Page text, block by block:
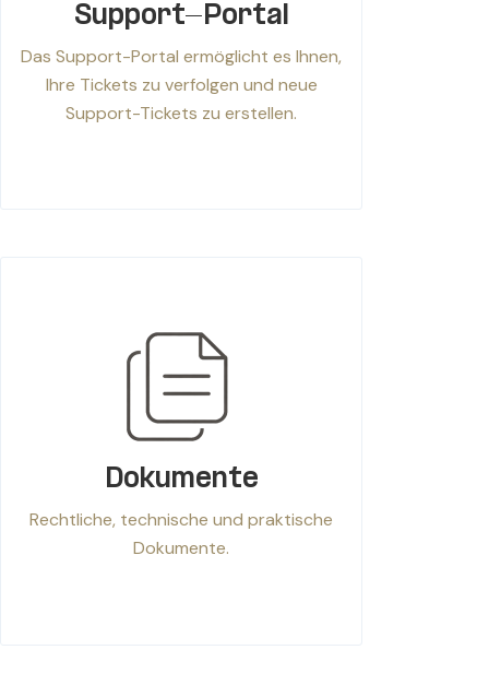
Support-Portal
Das Support-Portal ermöglicht es Ihnen,
Ihre Tickets zu verfolgen und neue
Support-Tickets zu erstellen.
Dokumente
Rechtliche, technische und praktische
Dokumente.